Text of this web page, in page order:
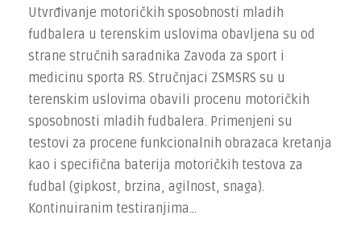
Utvrđivanje motoričkih sposobnosti mladih
fudbalera u terenskim uslovima obavljena su od
strane stručnih saradnika Zavoda za sport i
medicinu sporta RS. Stručnjaci ZSMSRS su u
terenskim uslovima obavili procenu motoričkih
sposobnosti mladih fudbalera. Primenjeni su
testovi za procene funkcionalnih obrazaca kretanja
kao i specifična baterija motoričkih testova za
fudbal (gipkost, brzina, agilnost, snaga).
Kontinuiranim testiranjima...